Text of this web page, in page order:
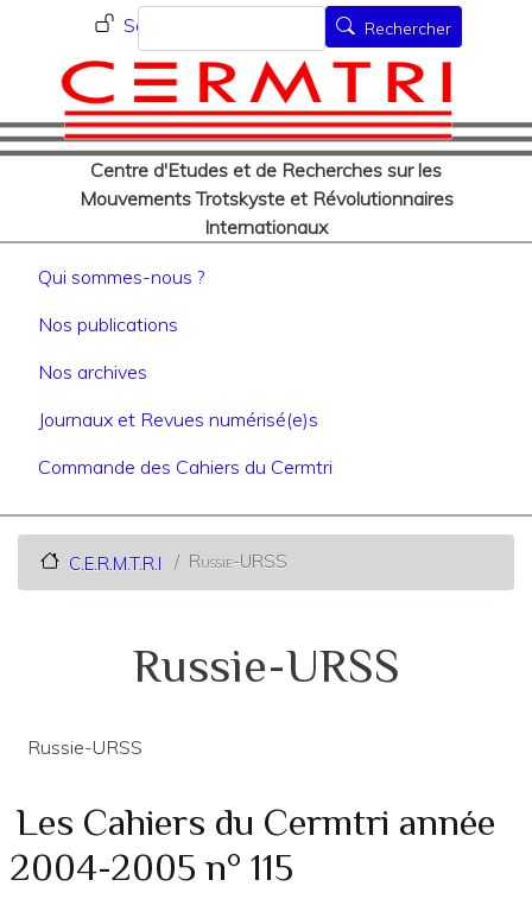
au
contenu
principal
Menu du compte de
Se connecter
Centre d'Etudes et de Recherches sur les
Mouvements Trotskyste et Révolutionnaires
Internationaux
Rechercher Rechercher
Navigation principale
Qui sommes-nous ?
Nos publications
Nos archives
Journaux et Revues numérisé(e)s
Commande des Cahiers du Cermtri
C.E.R.M.T.R.I Russie-URSS
Russie-URSS
Russie-URSS
Les Cahiers du Cermtri année
2004-2005 n° 115